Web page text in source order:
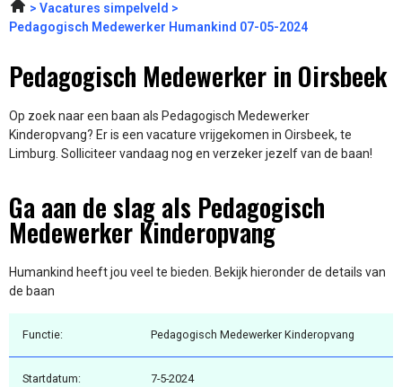
Vacatures simpelveld
Pedagogisch Medewerker Humankind 07-05-2024
Pedagogisch Medewerker in Oirsbeek
Op zoek naar een baan als Pedagogisch Medewerker
Kinderopvang? Er is een vacature vrijgekomen in Oirsbeek, te
Limburg. Solliciteer vandaag nog en verzeker jezelf van de baan!
Ga aan de slag als Pedagogisch
Medewerker Kinderopvang
Humankind heeft jou veel te bieden. Bekijk hieronder de details van
de baan
Functie: Pedagogisch Medewerker Kinderopvang
Startdatum: 7-5-2024